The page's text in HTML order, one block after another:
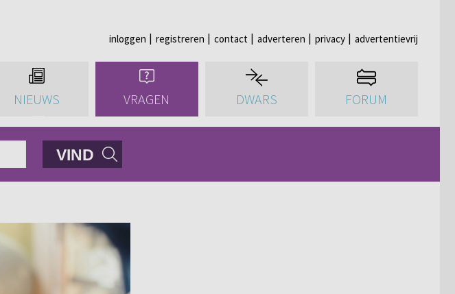
inloggen registreren contact adverteren privacy advertentievrij
NIEUWS VRAGEN DWARS FORUM
VIND